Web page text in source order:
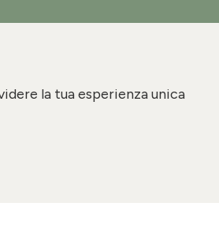
la tua esperienza unica